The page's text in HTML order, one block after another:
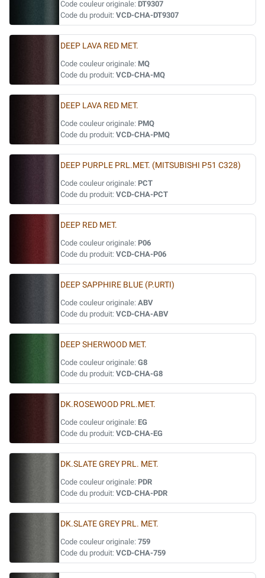
Code couleur originale: DT9307
Code du produit: VCD-CHA-DT9307
DEEP LAVA RED MET.
Code couleur originale: MQ
Code du produit: VCD-CHA-MQ
DEEP LAVA RED MET.
Code couleur originale: PMQ
Code du produit: VCD-CHA-PMQ
DEEP PURPLE PRL.MET. (MITSUBISHI P51 C328)
Code couleur originale: PCT
Code du produit: VCD-CHA-PCT
DEEP RED MET.
Code couleur originale: P06
Code du produit: VCD-CHA-P06
DEEP SAPPHIRE BLUE (P.URTI)
Code couleur originale: ABV
Code du produit: VCD-CHA-ABV
DEEP SHERWOOD MET.
Code couleur originale: G8
Code du produit: VCD-CHA-G8
DK.ROSEWOOD PRL.MET.
Code couleur originale: EG
Code du produit: VCD-CHA-EG
DK.SLATE GREY PRL. MET.
Code couleur originale: PDR
Code du produit: VCD-CHA-PDR
DK.SLATE GREY PRL. MET.
Code couleur originale: 759
Code du produit: VCD-CHA-759